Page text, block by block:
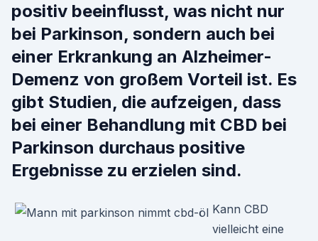
positiv beeinflusst, was nicht nur
bei Parkinson, sondern auch bei
einer Erkrankung an Alzheimer-
Demenz von großem Vorteil ist. Es
gibt Studien, die aufzeigen, dass
bei einer Behandlung mit CBD bei
Parkinson durchaus positive
Ergebnisse zu erzielen sind.
Kann CBD
vielleicht eine